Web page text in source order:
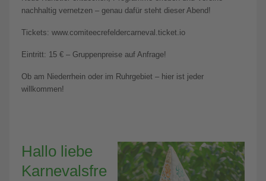
nachhaltig vernetzen – genau dafür steht dieser Abend!
Tickets: www.comiteecrefeldercarneval.ticket.io
Eintritt: 15 € – Gruppenpreise auf Anfrage!
Ob am Niederrhein oder im Ruhrgebiet – hier ist jeder
willkommen!
Hallo liebe
Karnevalsfre